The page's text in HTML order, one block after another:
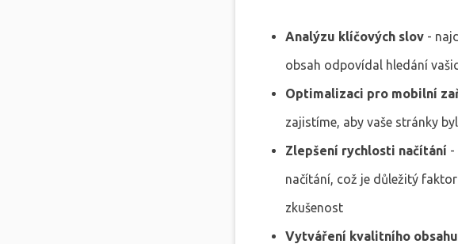
Analýzu klíčových slov -
obsah odpovídal hledání
Optimalizaci pro mobilní
zajistíme, aby vaše stránky
Zlepšení rychlosti načítání -
načítání, což je důležitý
zkušenost
Vytváření kvalitního obsahu